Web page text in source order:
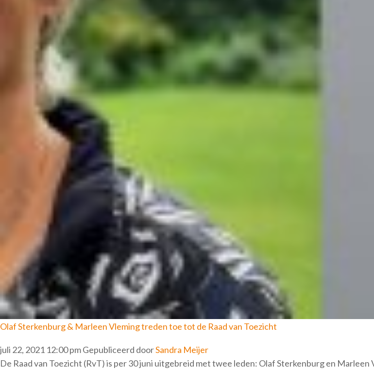
Olaf Sterkenburg & Marleen Vleming treden toe tot de Raad van Toezicht
juli 22, 2021 12:00 pmGepubliceerd doorSandra Meijer
De Raad van Toezicht (RvT) is per 30 juni uitgebreid met twee leden: Olaf Sterkenburg en Marleen